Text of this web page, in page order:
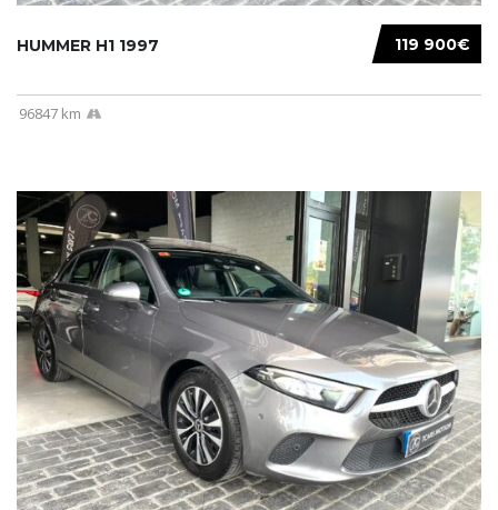
119 900€
HUMMER H1 1997
96847 km